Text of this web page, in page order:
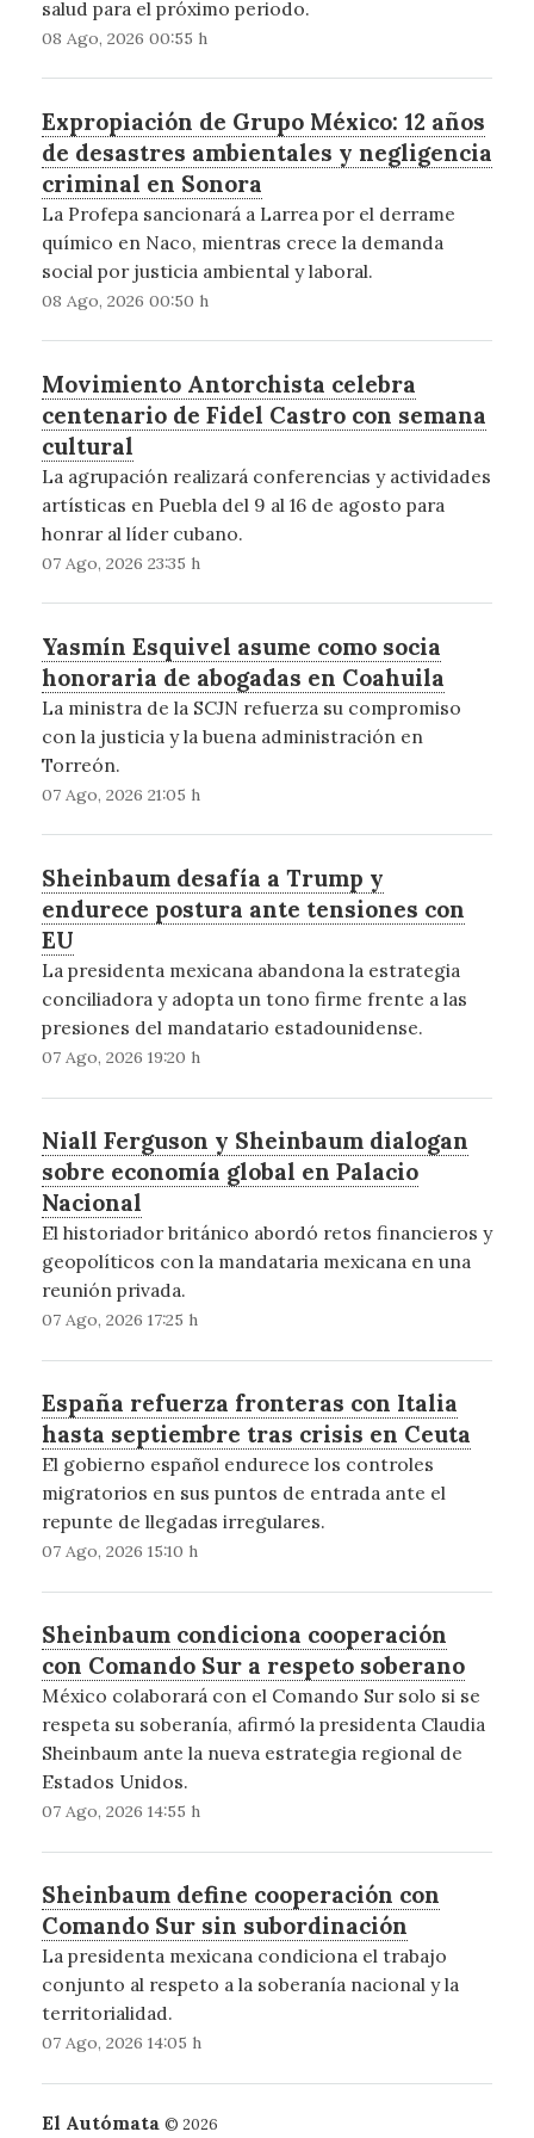
salud para el próximo periodo.
08 Ago, 2026 00:55 h
Expropiación de Grupo México: 12 años
de desastres ambientales y negligencia
criminal en Sonora
La Profepa sancionará a Larrea por el derrame
químico en Naco, mientras crece la demanda
social por justicia ambiental y laboral.
08 Ago, 2026 00:50 h
Movimiento Antorchista celebra
centenario de Fidel Castro con semana
cultural
La agrupación realizará conferencias y actividades
artísticas en Puebla del 9 al 16 de agosto para
honrar al líder cubano.
07 Ago, 2026 23:35 h
Yasmín Esquivel asume como socia
honoraria de abogadas en Coahuila
La ministra de la SCJN refuerza su compromiso
con la justicia y la buena administración en
Torreón.
07 Ago, 2026 21:05 h
Sheinbaum desafía a Trump y
endurece postura ante tensiones con
EU
La presidenta mexicana abandona la estrategia
conciliadora y adopta un tono firme frente a las
presiones del mandatario estadounidense.
07 Ago, 2026 19:20 h
Niall Ferguson y Sheinbaum dialogan
sobre economía global en Palacio
Nacional
El historiador británico abordó retos financieros y
geopolíticos con la mandataria mexicana en una
reunión privada.
07 Ago, 2026 17:25 h
España refuerza fronteras con Italia
hasta septiembre tras crisis en Ceuta
El gobierno español endurece los controles
migratorios en sus puntos de entrada ante el
repunte de llegadas irregulares.
07 Ago, 2026 15:10 h
Sheinbaum condiciona cooperación
con Comando Sur a respeto soberano
México colaborará con el Comando Sur solo si se
respeta su soberanía, afirmó la presidenta Claudia
Sheinbaum ante la nueva estrategia regional de
Estados Unidos.
07 Ago, 2026 14:55 h
Sheinbaum define cooperación con
Comando Sur sin subordinación
La presidenta mexicana condiciona el trabajo
conjunto al respeto a la soberanía nacional y la
territorialidad.
07 Ago, 2026 14:05 h
El Autómata © 2026